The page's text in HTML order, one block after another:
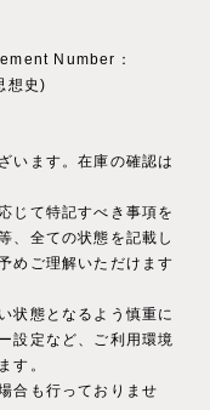
Number：
想史)
います。在庫の確認は
じて特記すべき事項を
、全ての状態を記載し
めご理解いただけます
状態となるよう慎重に
設定など、ご利用環境
す。
合も行っておりませ